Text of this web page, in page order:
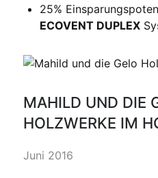
25%
ECOVENT DUPLEX
MAHILD UND DIE
HOLZWERKE IM
Juni 2016